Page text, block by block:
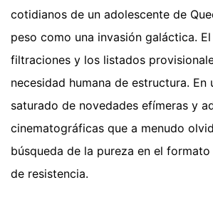
cotidianos de un adolescente de
peso como una invasión galáctica.
filtraciones y los listados
necesidad humana de estructura. En
saturado de novedades efímeras y
cinematográficas que a menudo
búsqueda de la pureza en el
de resistencia.